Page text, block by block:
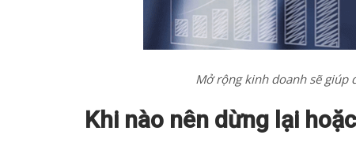
Mở rộng kinh doanh sẽ giúp
Khi nào nên dừng lại